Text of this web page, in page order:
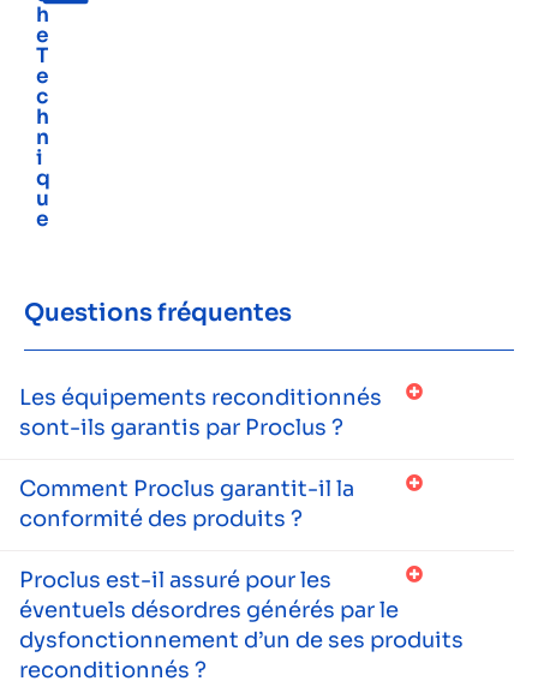
h
e
T
e
c
h
n
i
q
u
e
Questions fréquentes
Les équipements reconditionnés
sont-ils garantis par Proclus ?
Comment Proclus garantit-il la
conformité des produits ?
Proclus est-il assuré pour les
éventuels désordres générés par le
dysfonctionnement d’un de ses produits
reconditionnés ?